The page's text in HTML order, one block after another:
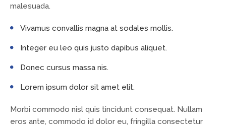
malesuada.
Vivamus convallis magna at sodales mollis.
Integer eu leo quis justo dapibus aliquet.
Donec cursus massa nis.
Lorem ipsum dolor sit amet elit.
Morbi commodo nisl quis tincidunt consequat. Nullam
eros ante, commodo id dolor eu, fringilla consectetur